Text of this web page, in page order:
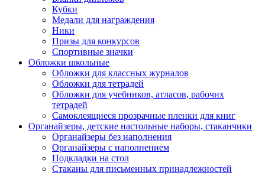
Кубки
Медали для награждения
Ники
Призы для конкурсов
Спортивные значки
Обложки школьные
Обложки для классных журналов
Обложки для тетрадей
Обложки для учебников, атласов, рабочих
тетрадей
Самоклеящиеся прозрачные пленки для книг
Органайзеры, детские настольные наборы, стаканчики
Органайзеры без наполнения
Органайзеры с наполнением
Подкладки на стол
Стаканы для письменных принадлежностей